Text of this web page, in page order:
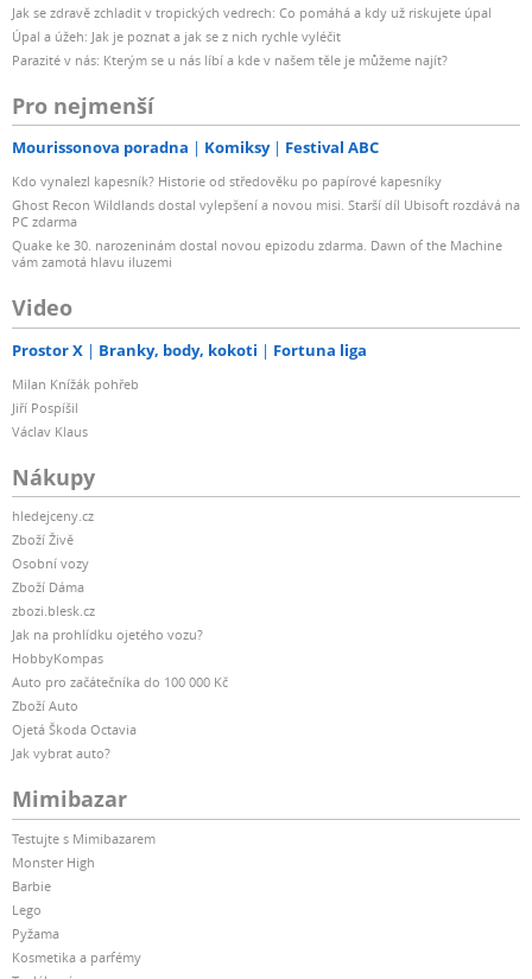
Jak se zdravě zchladit v tropických vedrech: Co pomáhá a kdy už riskujete úpal
Úpal a úžeh: Jak je poznat a jak se z nich rychle vyléčit
Parazité v nás: Kterým se u nás líbí a kde v našem těle je můžeme najít?
Pro nejmenší
Mourissonova poradna Komiksy Festival ABC
Kdo vynalezl kapesník? Historie od středověku po papírové kapesníky
Ghost Recon Wildlands dostal vylepšení a novou misi. Starší díl Ubisoft rozdává na
PC zdarma
Quake ke 30. narozeninám dostal novou epizodu zdarma. Dawn of the Machine
vám zamotá hlavu iluzemi
Video
Prostor X Branky, body, kokoti Fortuna liga
Milan Knížák pohřeb
Jiří Pospíšil
Václav Klaus
Nákupy
hledejceny.cz
Zboží Živě
Osobní vozy
Zboží Dáma
zbozi.blesk.cz
Jak na prohlídku ojetého vozu?
HobbyKompas
Auto pro začátečníka do 100 000 Kč
Zboží Auto
Ojetá Škoda Octavia
Jak vybrat auto?
Mimibazar
Testujte s Mimibazarem
Monster High
Barbie
Lego
Pyžama
Kosmetika a parfémy